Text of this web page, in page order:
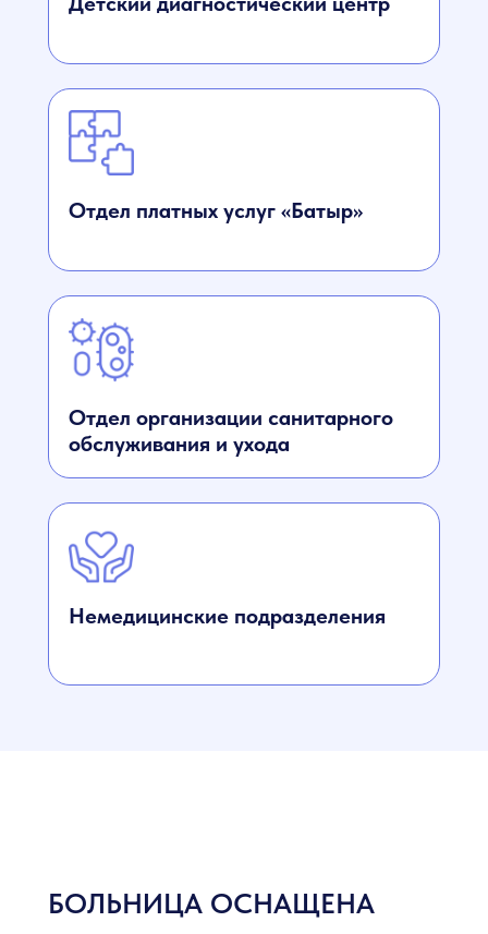
Отдел платных услуг «Батыр»
Отдел организации санитарного
обслуживания и ухода
Немедицинские подразделения
БОЛЬНИЦА ОСНАЩЕНА